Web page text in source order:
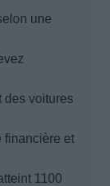
une
des voitures
financière et
1100